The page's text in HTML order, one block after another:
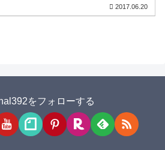
2017.06.20
をフォローする